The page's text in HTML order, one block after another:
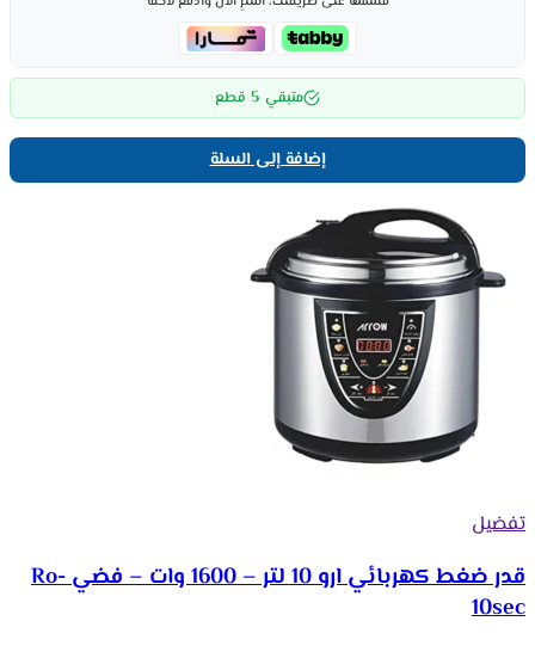
متبقي 5 قطع
إضافة إلى السلة
تفضيل
قدر ضغط كهربائي ارو 10 لتر – 1600 وات – فضي Ro-
10sec